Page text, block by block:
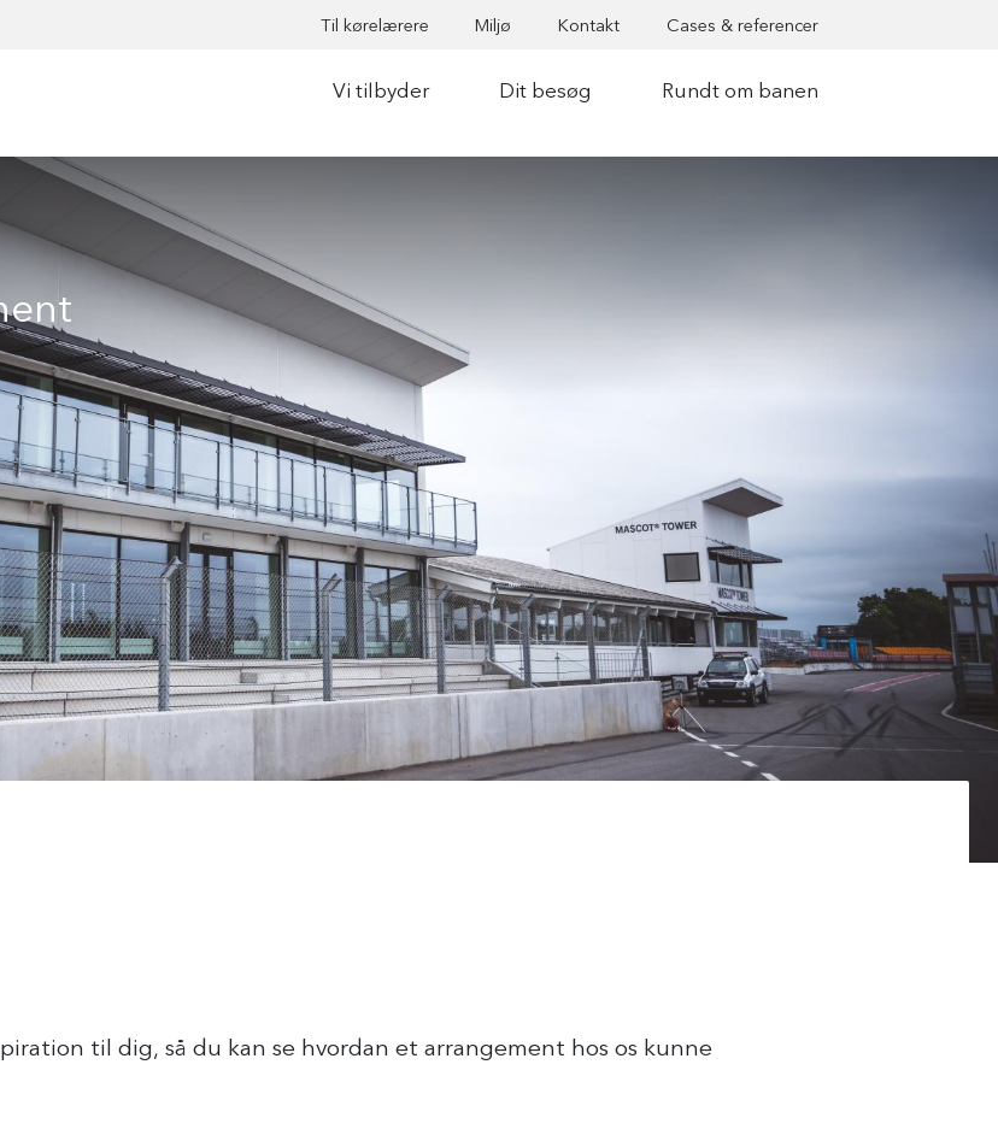
Vi tilbyder Dit besøg Rundt om banen
Til kørelærere Miljø Kontakt Cases & referencer
til dig, så du kan se hvordan et arrangement hos os kunne